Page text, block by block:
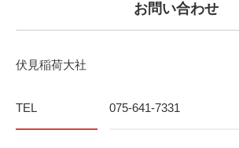
お問い合わせ
伏見稲荷大社
TEL 075-641-7331